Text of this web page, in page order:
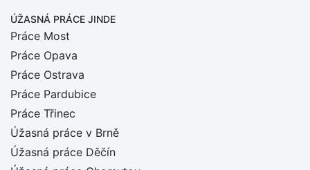
ÚŽASNÁ PRÁCE JINDE
Práce Most
Práce Opava
Práce Ostrava
Práce Pardubice
Práce Třinec
Úžasná práce v Brně
Úžasná práce Děčín